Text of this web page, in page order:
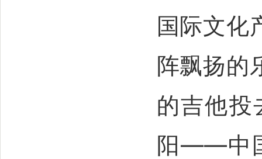
国际文化
阵飘扬的
的吉他投
阳——中